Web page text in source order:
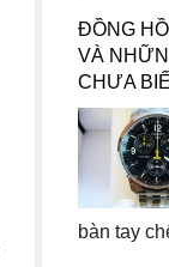
ĐỒNG
VÀ
CHƯA
bàn tay